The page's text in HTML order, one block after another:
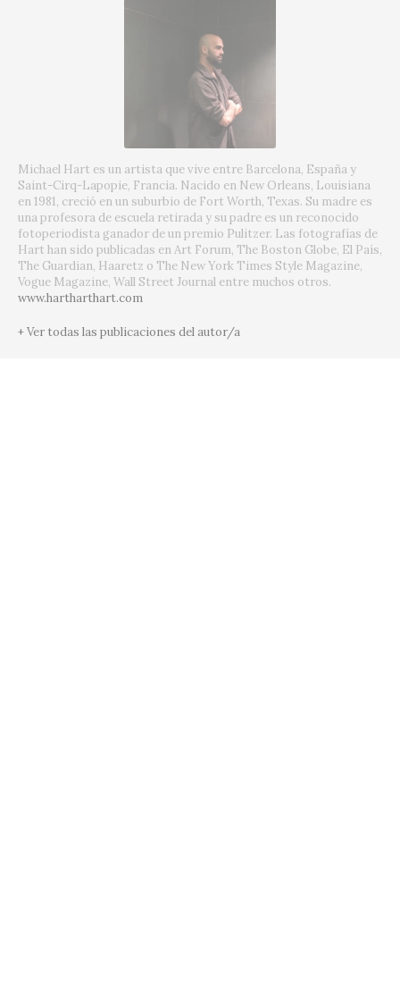
Michael Hart es un artista que vive entre Barcelona, España y
Saint-Cirq-Lapopie, Francia. Nacido en New Orleans, Louisiana
en 1981, creció en un suburbio de Fort Worth, Texas. Su madre es
una profesora de escuela retirada y su padre es un reconocido
fotoperiodista ganador de un premio Pulitzer. Las fotografías de
Hart han sido publicadas en Art Forum, The Boston Globe, El País,
The Guardian, Haaretz o The New York Times Style Magazine,
Vogue Magazine, Wall Street Journal entre muchos otros.
www.hartharthart.com
+ Ver todas las publicaciones del autor/a